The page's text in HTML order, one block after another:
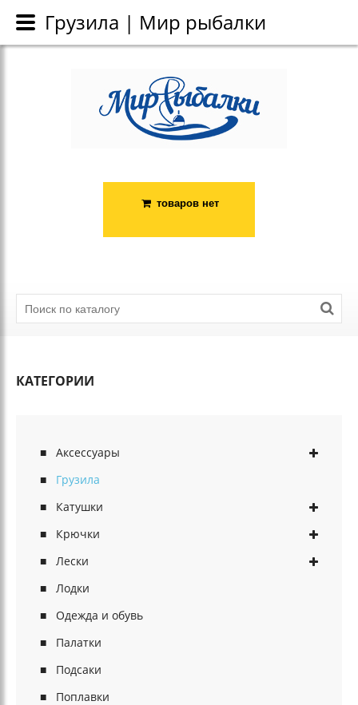
товаров нет
КАТЕГОРИИ
Аксессуары
Грузила
Катушки
Крючки
Лески
Лодки
Одежда и обувь
Палатки
Подсаки
Поплавки
Каталог
Грузила | Мир рыбалки
Грузила | Мир рыбалки